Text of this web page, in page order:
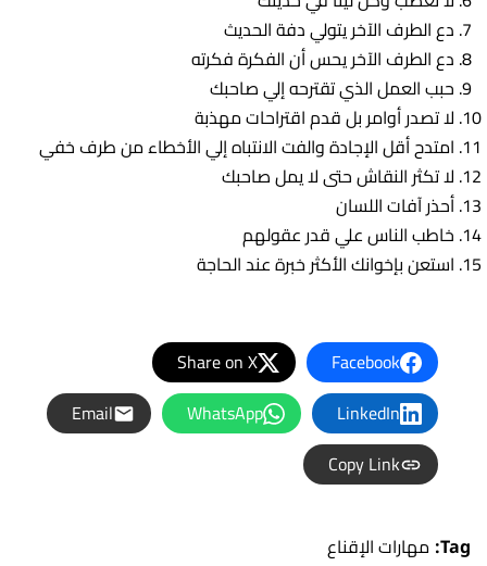
دع الطرف الآخر يتولي دفة الحديث
دع الطرف الآخر يحس أن الفكرة فكرته
حبب العمل الذي تقترحه إلي صاحبك
لا تصدر أوامر بل قدم اقتراحات مهذبة
امتدح أقل الإجادة والفت الانتباه إلي الأخطاء من طرف خفي
لا تكثر النقاش حتى لا يمل صاحبك
أحذر آفات اللسان
خاطب الناس علي قدر عقولهم
استعن بإخوانك الأكثر خبرة عند الحاجة
Facebook
Share on X
LinkedIn
WhatsApp
Email
Copy Link
Tag: مهارات الإقناع